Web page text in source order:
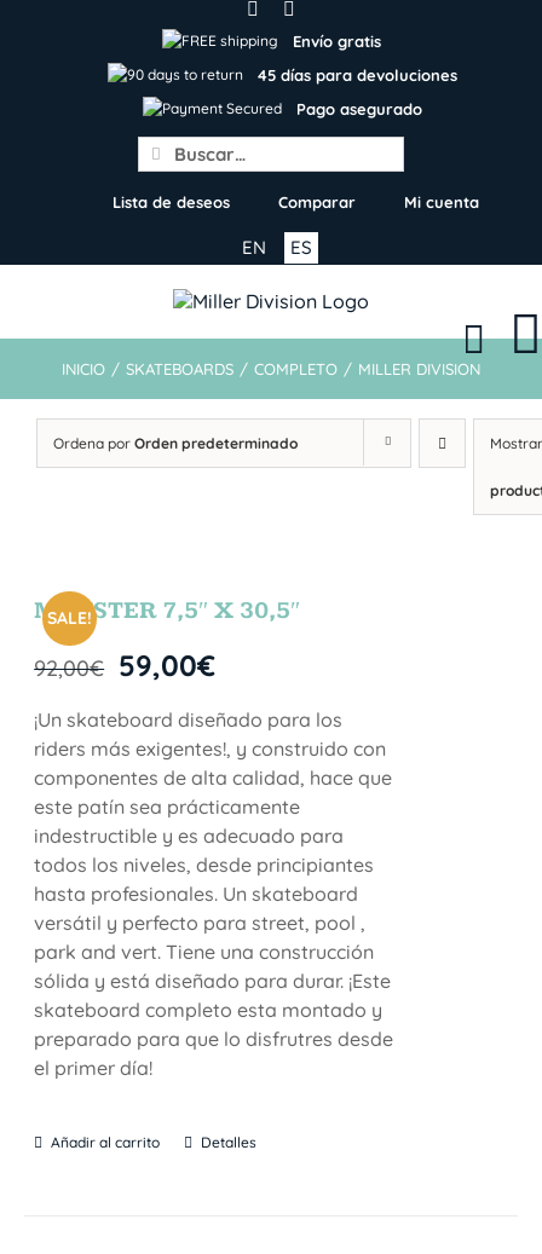
Envío gratis
45 días para devoluciones
Pago asegurado
Search
for:
Lista de deseos Comparar Mi cuenta
ES
EN
INICIO / SKATEBOARDS / COMPLETO / MILLER DIVISION
Ordena por Orden predeterminado
SALE!
MONSTER 7,5″ X 30,5″
92,00€ 59,00€
¡Un skateboard diseñado para los
riders más exigentes!, y construido con
componentes de alta calidad, hace que
este patín sea prácticamente
indestructible y es adecuado para
todos los niveles, desde principiantes
hasta profesionales. Un skateboard
versátil y perfecto para street, pool ,
park and vert. Tiene una construcción
sólida y está diseñado para durar. ¡Este
skateboard completo esta montado y
preparado para que lo disfrutres desde
el primer día!
Añadir al carrito Detalles